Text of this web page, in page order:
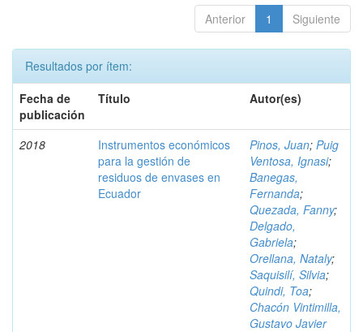
Anterior 1 Siguiente
Resultados por ítem:
Fecha de
publicación
Título Autor(es)
2018
Instrumentos económicos
para la gestión de
residuos de envases en
Ecuador
Pinos, Juan; Puig
Ventosa, Ignasi;
Banegas,
Fernanda;
Quezada, Fanny;
Delgado,
Gabriela;
Orellana, Nataly;
Saquisilí, Silvia;
Quindi, Toa;
Chacón Vintimilla,
Gustavo Javier